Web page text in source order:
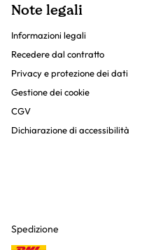
Note legali
Informazioni legali
Recedere dal contratto
Privacy e protezione dei dati
Gestione dei cookie
CGV
Dichiarazione di accessibilità
Spedizione